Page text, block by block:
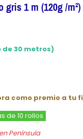
1 m (120g /m²)
de 30 metros)
como premio a tu
de 10 rollos
Península